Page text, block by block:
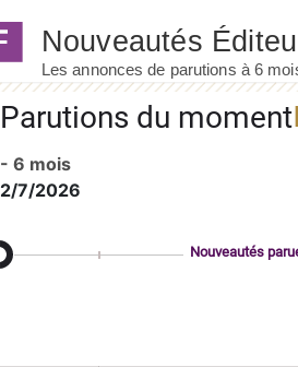
Parutions du moment
- 6 mois
2/7/2026
Nouveautés